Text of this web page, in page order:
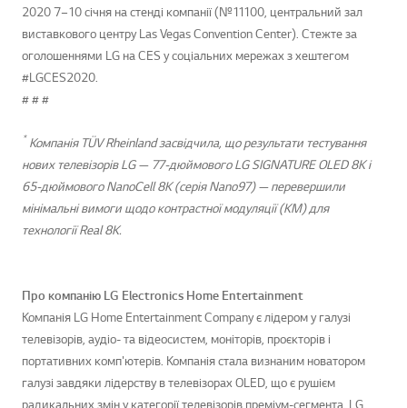
2020 7–10 січня на стенді компанії (№11100, центральний зал
виставкового центру Las Vegas Convention Center). Стежте за
оголошеннями LG на CES у соціальних мережах з хештегом
#LGCES2020.
# # #
* Компанія TÜV Rheinland засвідчила, що результати тестування
нових телевізорів LG — 77-дюймового LG SIGNATURE OLED 8K і
65-дюймового NanoCell 8K (серія Nano97) — перевершили
мінімальні вимоги щодо контрастної модуляції (КМ) для
технології Real 8K.
Про компанію LG Electronics Home Entertainment
Компанія LG Home Entertainment Company є лідером у галузі
телевізорів, аудіо- та відеосистем, моніторів, проєкторів і
портативних комп'ютерів. Компанія стала визнаним новатором
галузі завдяки лідерству в телевізорах OLED, що є рушієм